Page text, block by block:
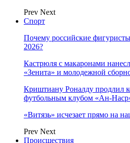
Prev Next
Спорт
Почему российские
2026?
Кастрюля с макаронами
«Зенита» и молодежной
Криштиану Роналду продлил
футбольным клубом «Ан-
«Витязь» исчезает прямо на
Prev Next
Происшествия